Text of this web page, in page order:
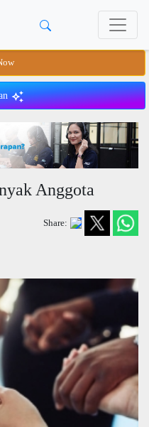
Anggota
Share: